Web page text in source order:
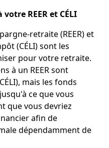
REER et CÉLI
retraite (REER) et
(CÉLI) sont les
pour votre retraite.
à un REER sont
mais les fonds
ce que vous
que vous devriez
afin de
dépendamment de